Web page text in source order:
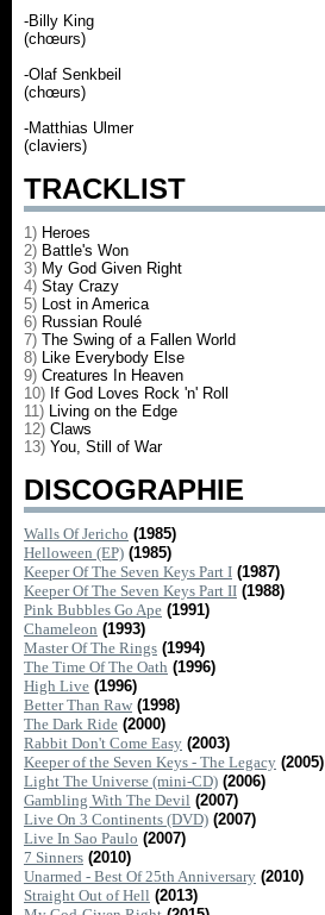
-Billy King
(chœurs)
-Olaf Senkbeil
(chœurs)
-Matthias Ulmer
(claviers)
TRACKLIST
1) Heroes
2) Battle's Won
3) My God Given Right
4) Stay Crazy
5) Lost in America
6) Russian Roulé
7) The Swing of a Fallen World
8) Like Everybody Else
9) Creatures In Heaven
10) If God Loves Rock 'n' Roll
11) Living on the Edge
12) Claws
13) You, Still of War
DISCOGRAPHIE
Walls Of Jericho (1985)
Helloween (EP) (1985)
Keeper Of The Seven Keys Part I (1987)
Keeper Of The Seven Keys Part II (1988)
Pink Bubbles Go Ape (1991)
Chameleon (1993)
Master Of The Rings (1994)
The Time Of The Oath (1996)
High Live (1996)
Better Than Raw (1998)
The Dark Ride (2000)
Rabbit Don't Come Easy (2003)
Keeper of the Seven Keys - The Legacy (2005)
Light The Universe (mini-CD) (2006)
Gambling With The Devil (2007)
Live On 3 Continents (DVD) (2007)
Live In Sao Paulo (2007)
7 Sinners (2010)
Unarmed - Best Of 25th Anniversary (2010)
Straight Out of Hell (2013)